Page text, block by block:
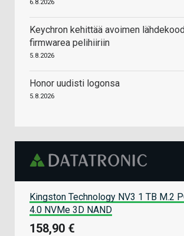
6.8.2026
Keychron kehittää avoimen
firmwarea pelihiiriin
5.8.2026
Honor uudisti logonsa
5.8.2026
Kingston Technology NV3 1 TB M.2
4.0 NVMe 3D NAND
158,90 €